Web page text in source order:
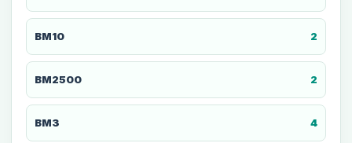
BM10 2
BM2500 2
BM3 4